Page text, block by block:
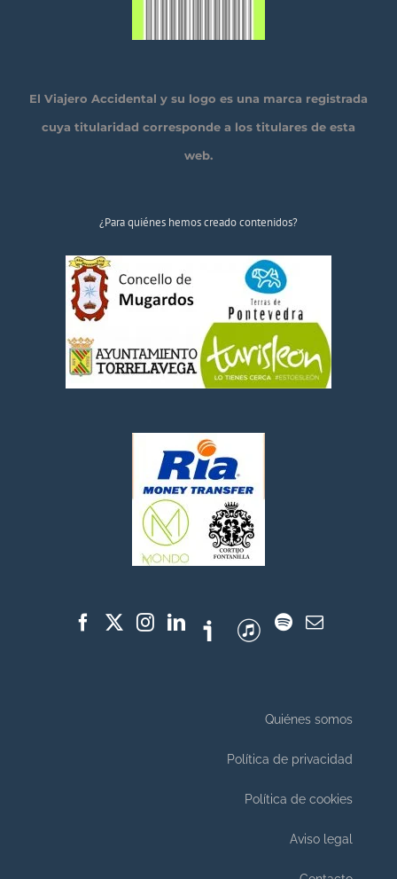
El Viajero Accidental y su logo es una marca registrada
cuya titularidad corresponde a los titulares de esta
web.
¿Para quiénes hemos creado contenidos?
Quiénes somos
Política de privacidad
Política de cookies
Aviso legal